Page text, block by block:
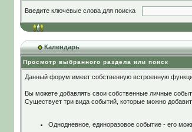
Введите ключевые слова для поиска
Календарь
Просмотр выбранного раздела или поиск
Данный форум имеет собственную встроенную
Вы можете добавлять свои собственные личные
Существует три вида событий, которые можно
Однодневное, единоразовое событие - его